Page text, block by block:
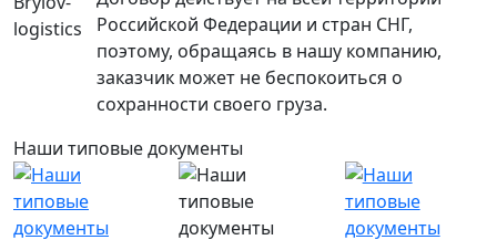
Российской Федерации и стран СНГ,
поэтому, обращаясь в нашу компанию,
заказчик может не беспокоиться о
сохранности своего груза.
Наши типовые документы